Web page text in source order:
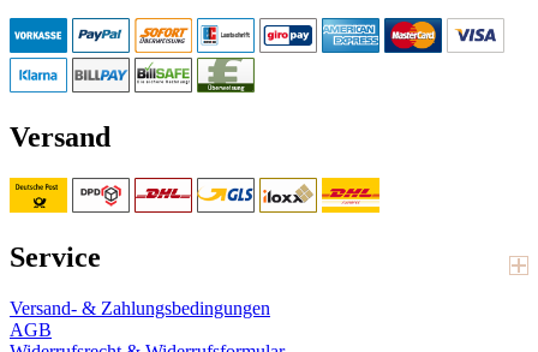
Versand
Service
Versand- & Zahlungsbedingungen
AGB